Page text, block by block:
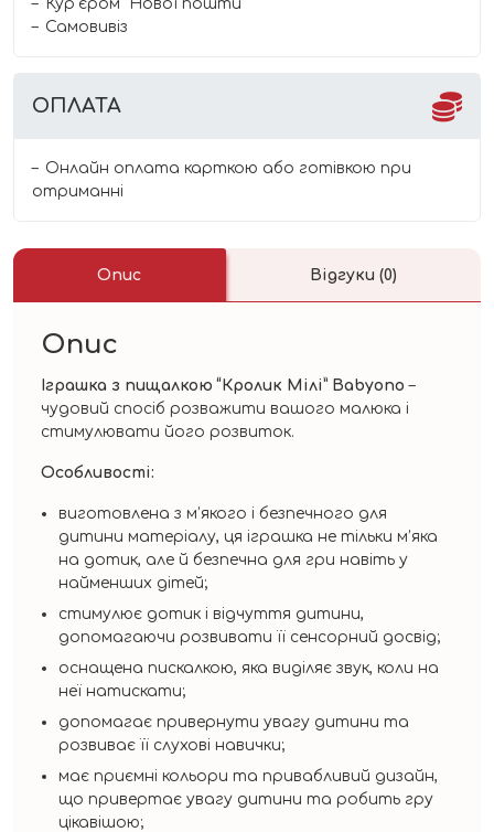
Курʼєром "Нової пошти"
Самовивіз
ОПЛАТА
Онлайн оплата карткою або готівкою при
отриманні
Опис Відгуки (0)
Опис
Іграшка з пищалкою “Кролик Мілі” Babyono –
чудовий спосіб розважити вашого малюка і
стимулювати його розвиток.
Особливості:
виготовлена з м’якого і безпечного для
дитини матеріалу, ця іграшка не тільки м’яка
на дотик, але й безпечна для гри навіть у
найменших дітей;
стимулює дотик і відчуття дитини,
допомагаючи розвивати її сенсорний досвід;
оснащена пискалкою, яка виділяє звук, коли на
неї натискати;
допомагає привернути увагу дитини та
розвиває її слухові навички;
має приємні кольори та привабливий дизайн,
що привертає увагу дитини та робить гру
цікавішою;